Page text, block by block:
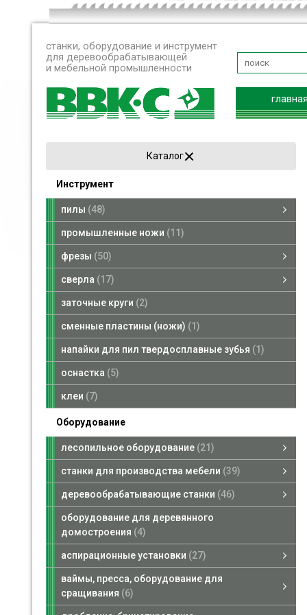
станки, оборудование и инструмент
для деревообрабатывающей
и мебельной промышленности
главная
Каталог
Инструмент
пилы 48
промышленные ножи 11
фрезы 50
сверла 17
заточные круги 2
сменные пластины (ножи) 1
напайки для пил твердосплавные зубья 1
оснастка 5
клеи 7
Оборудование
лесопильное оборудование 21
станки для производства мебели 39
деревообрабатывающие станки 46
оборудование для деревянного
домостроения 4
аспирационные установки 27
ваймы, пресса, оборудование для
сращивания
6